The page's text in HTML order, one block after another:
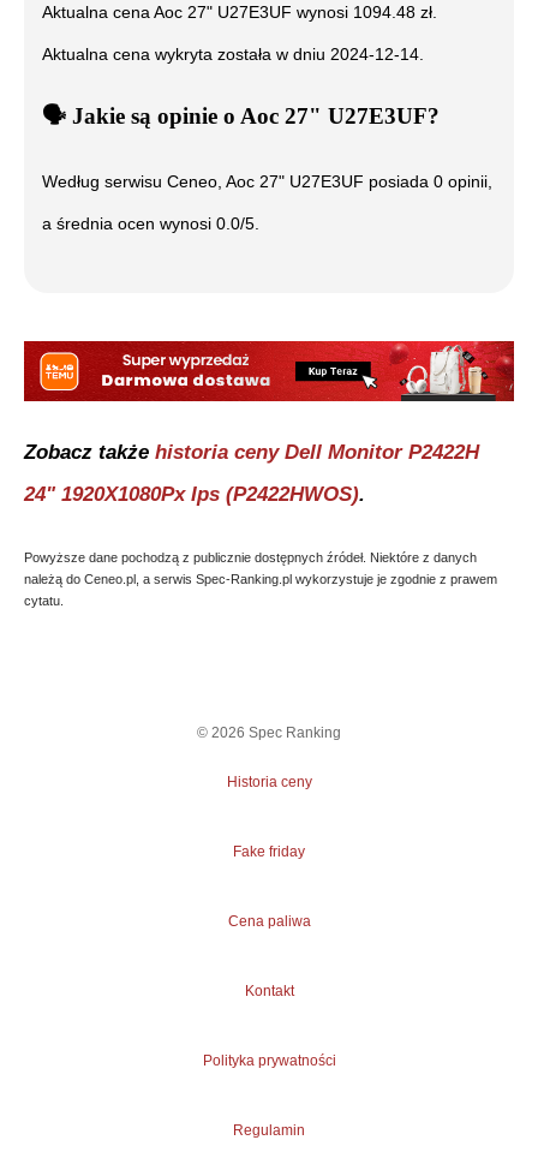
Aktualna cena Aoc 27" U27E3UF wynosi 1094.48 zł.
Aktualna cena wykryta została w dniu 2024-12-14
🗣️ ️ Jakie są opinie o Aoc 27" U27E3UF?
Według serwisu Ceneo, Aoc 27" U27E3UF posiada 0 opinii,
a średnia ocen wynosi 0.0/5.
Zobacz także historia ceny Dell Monitor P2422H
24" 1920X1080Px Ips (P2422HWOS).
Powyższe dane pochodzą z publicznie dostępnych źródeł. Niektóre z danych
należą do Ceneo.pl, a serwis Spec-Ranking.pl wykorzystuje je zgodnie z prawem
cytatu.
© 2026 Spec Ranking
Historia ceny
Fake friday
Cena paliwa
Kontakt
Polityka prywatności
Regulamin